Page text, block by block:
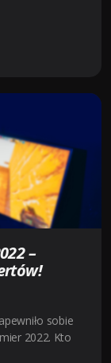
–
sobie
2022. Kto